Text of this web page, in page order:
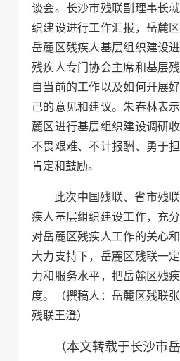
谈会。长沙市残联副理事长
织建设进行工作汇报，岳麓
岳麓区残疾人基层组织建设
残疾人专门协会主席和基层
自当前的工作以及如何开展
己的意见和建议。朱春林表
麓区进行基层组织建设调研
不畏艰难、不计报酬、勇于
肯定和鼓励。
此次中国残联、省市残
疾人基层组织建设工作，充
对岳麓区残疾人工作的关心
大力支持下，岳麓区残联一
力和服务水平，把岳麓区残
度。（撰稿人：岳麓区残联
残联王澄）
（本文转载于长沙市